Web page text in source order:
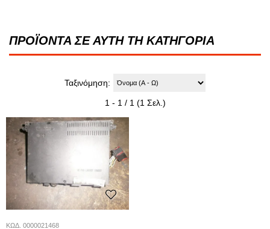
ΠΡΟΪΟΝΤΑ ΣΕ ΑΥΤΗ ΤΗ ΚΑΤΗΓΟΡΙΑ
Ταξινόμηση:
1 - 1 / 1 (1 Σελ.)
ΚΩΔ. 0000021468